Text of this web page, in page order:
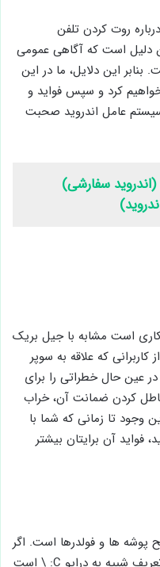
روت کردن تلفن
دلیل است که آگاهی عمومی
بنابر این دلایل، ما در این
کرد و سپس فواید و
عامل اندروید صحبت
سفارشی)
است مشابه با جیل بریک
که علاقه به سوپر
در عین حال خطراتی را برای
کردن ضمانت آن، خراب
وجود تا زمانی که شما با
فواید آن برایتان بیشتر
پوشه ها و فولدرها است. اگر
با ویندوز اکسپلورر آشنایی دارید، این تعریف شبیه به درایو C: \ است